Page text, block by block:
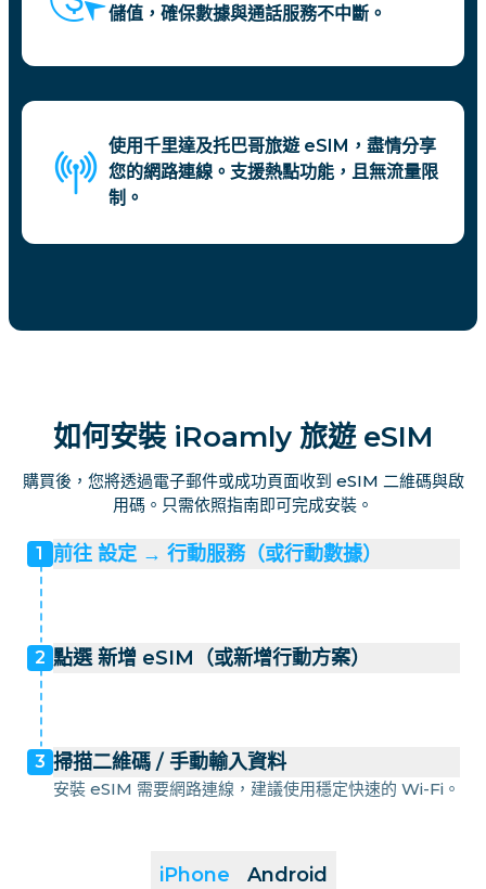
儲值，確保數據與通話服務不中斷。
使用千里達及托巴哥旅遊 eSIM，盡情分享
您的網路連線。支援熱點功能，且無流量限
制。
如何安裝 iRoamly 旅遊 eSIM
購買後，您將透過電子郵件或成功頁面收到 eSIM 二維碼與啟
用碼。只需依照指南即可完成安裝。
iPhone Android
1 前往 設定 → 行動服務（或行動數據）
2 點選 新增 eSIM（或新增行動方案）
3 掃描二維碼 / 手動輸入資料
安裝 eSIM 需要網路連線，建議使用穩定快速的 Wi-Fi。